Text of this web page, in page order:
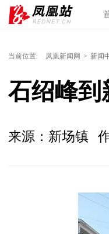
当前位置: 凤凰新闻网 > 新闻
石绍峰到
来源：新场镇